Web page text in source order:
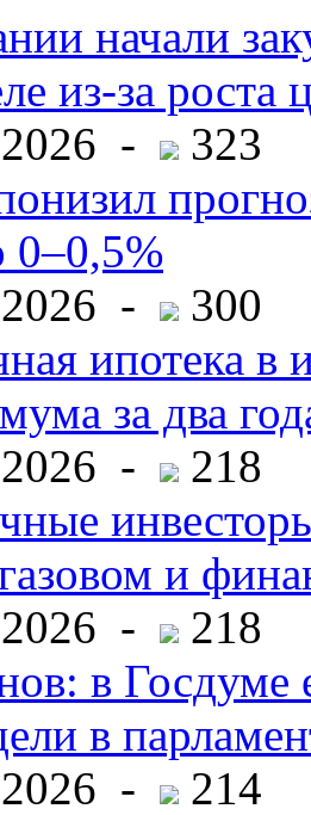
начали
из-за роста
-
323
0–0,5%
-
300
ипотека в
за два
-
218
и
-
218
в Госдуме
в
-
214